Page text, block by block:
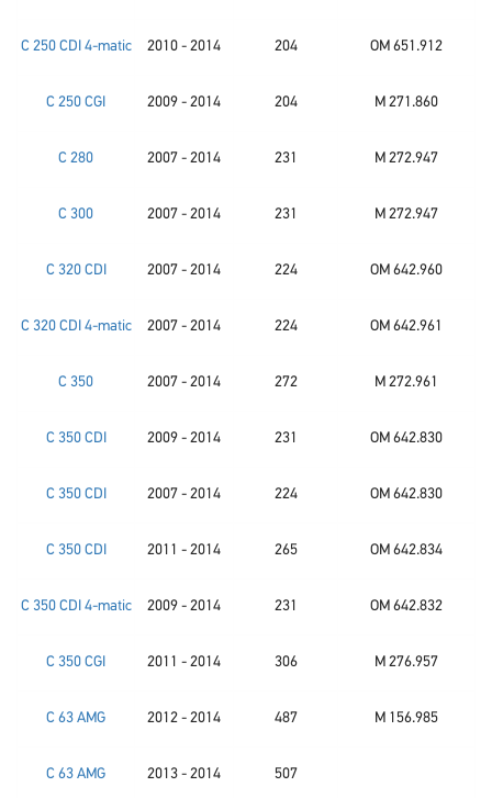
C 250 CDI 4-matic 2010 - 2014 204 OM 651.912
C 250 CGI 2009 - 2014 204 M 271.860
C 280 2007 - 2014 231 M 272.947
C 300 2007 - 2014 231 M 272.947
C 320 CDI 2007 - 2014 224 OM 642.960
C 320 CDI 4-matic 2007 - 2014 224 OM 642.961
C 350 2007 - 2014 272 M 272.961
C 350 CDI 2009 - 2014 231 OM 642.830
C 350 CDI 2007 - 2014 224 OM 642.830
C 350 CDI 2011 - 2014 265 OM 642.834
C 350 CDI 4-matic 2009 - 2014 231 OM 642.832
C 350 CGI 2011 - 2014 306 M 276.957
C 63 AMG 2012 - 2014 487 M 156.985
C 63 AMG 2013 - 2014 507